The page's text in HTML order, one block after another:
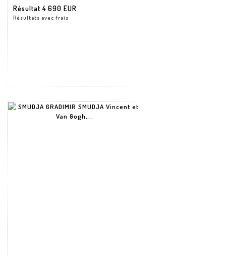
Résultat4 690 EUR
Résultats avec frais